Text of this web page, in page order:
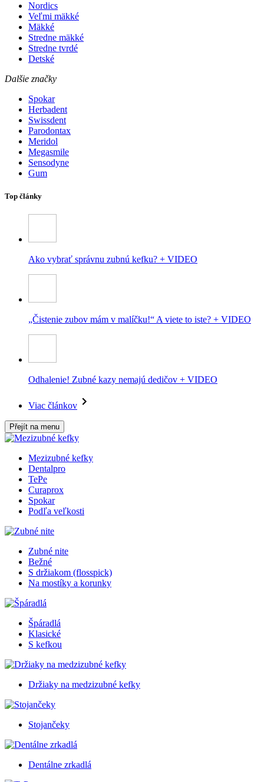
Nordics
Veľmi mäkké
Mäkké
Stredne mäkké
Stredne tvrdé
Detské
Dalšie značky
Spokar
Herbadent
Swissdent
Parodontax
Meridol
Megasmile
Sensodyne
Gum
Top články
Ako vybrať správnu zubnú kefku? + VIDEO
„Čistenie zubov mám v malíčku!“ A viete to iste? + VIDEO
Odhalenie! Zubné kazy nemajú dedičov + VIDEO
Viac článkov
Přejít na menu
Mezizubné kefky
Dentalpro
TePe
Curaprox
Spokar
Podľa veľkosti
Zubné nite
Bežné
S držiakom (flosspick)
Na mostíky a korunky
Špáradlá
Klasické
S kefkou
Držiaky na medzizubné kefky
Stojančeky
Dentálne zrkadlá